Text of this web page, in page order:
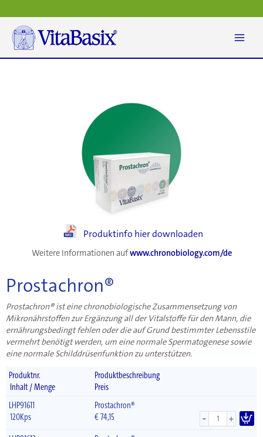
Inhalt
springen
Produktinfo hier downloaden
Weitere Informationen aufwww.chronobiology.com/de
Prostachron®
Prostachron® ist eine chronobiologische Zusammensetzung von
Mikronährstoffen zur Ergänzung all der Vitalstoffe für den Mann, die
ernährungsbedingt fehlen oder die auf Grund bestimmter Lebensstile
vermehrt benötigt werden, um eine normale Spermatogenese sowie
eine normale Schilddrüsenfunktion zu unterstützen.
Produktnr.
Produktbeschreibung
Inhalt / Menge
Preis
LHP91611
Prostachron®
120Kps
€74,15 - +